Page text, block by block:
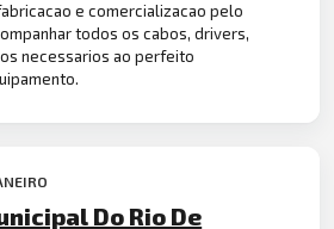
e comercializacao pelo
todos os cabos, drivers,
necessarios ao perfeito
Do Rio De